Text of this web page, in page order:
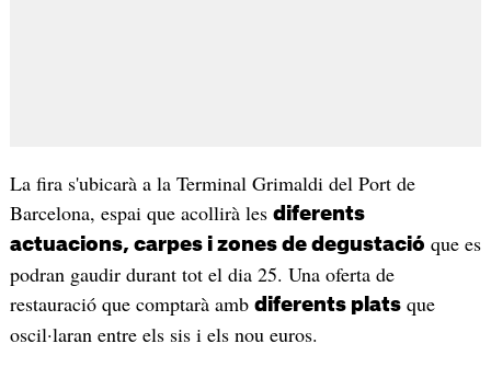
La fira s'ubicarà a la Terminal Grimaldi del Port de
Barcelona, espai que acollirà les diferents
actuacions, carpes i zones de degustació que es
podran gaudir durant tot el dia 25. Una oferta de
restauració que comptarà amb diferents platsque
oscil·laran entre els sis i els nou euros.